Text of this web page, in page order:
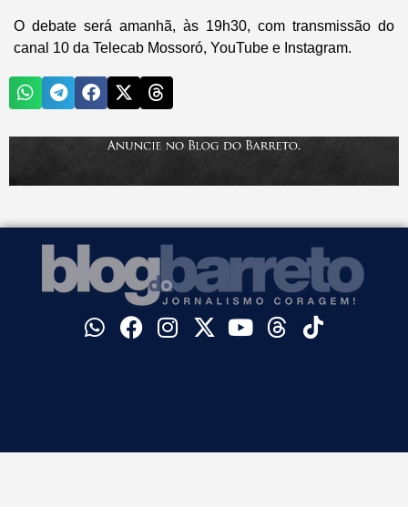
O debate será amanhã, às 19h30, com transmissão do
canal 10 da Telecab Mossoró, YouTube e Instagram.